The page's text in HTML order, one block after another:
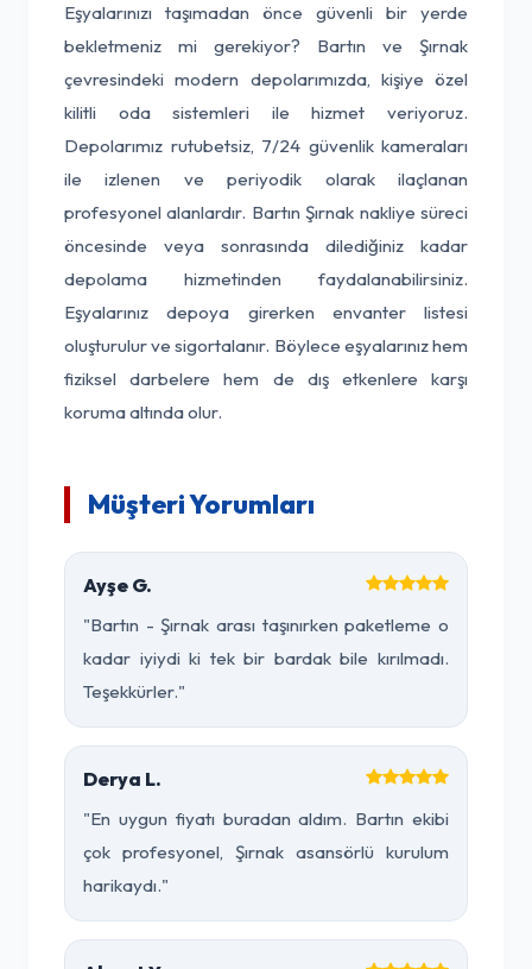
Eşyalarınızı taşımadan önce güvenli bir yerde
bekletmeniz mi gerekiyor? Bartın ve Şırnak
çevresindeki modern depolarımızda, kişiye özel
kilitli oda sistemleri ile hizmet veriyoruz.
Depolarımız rutubetsiz, 7/24 güvenlik kameraları
ile izlenen ve periyodik olarak ilaçlanan
profesyonel alanlardır. Bartın Şırnak nakliye süreci
öncesinde veya sonrasında dilediğiniz kadar
depolama hizmetinden faydalanabilirsiniz.
Eşyalarınız depoya girerken envanter listesi
oluşturulur ve sigortalanır. Böylece eşyalarınız hem
fiziksel darbelere hem de dış etkenlere karşı
koruma altında olur.
Müşteri Yorumları
Ayşe G.
"Bartın - Şırnak arası taşınırken paketleme o
kadar iyiydi ki tek bir bardak bile kırılmadı.
Teşekkürler."
Derya L.
"En uygun fiyatı buradan aldım. Bartın ekibi
çok profesyonel, Şırnak asansörlü kurulum
harikaydı."